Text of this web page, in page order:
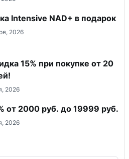
Intensive NAD+ в подарок
2026
15% при покупке от 20
2026
от 2000 руб. до 19999 руб.
2026